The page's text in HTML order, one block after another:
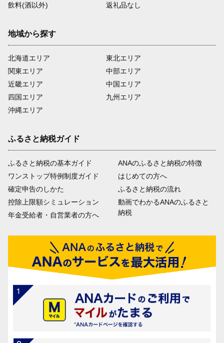
飲料(酒以外)
返礼品なし
地域から探す
北海道エリア
関東エリア
近畿エリア
四国エリア
沖縄エリア
東北エリア
中部エリア
中国エリア
九州エリア
ふるさと納税ガイド
ふるさと納税の基本ガイド
ワンストップ特例制度ガイド
確定申告のしかた
控除上限額シミュレーション
年金受給者・自営業者の方へ
ANAのふるさと納税の特徴
はじめての方へ
ふるさと納税の流れ
動画でわかるANAのふるさと
納税